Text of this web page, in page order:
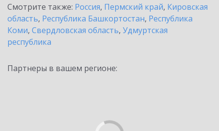
Смотрите также: Россия, Пермский край, Кировская
область, Республика Башкортостан, Республика
Коми, Свердловская область, Удмуртская
республика
Партнеры в вашем регионе: